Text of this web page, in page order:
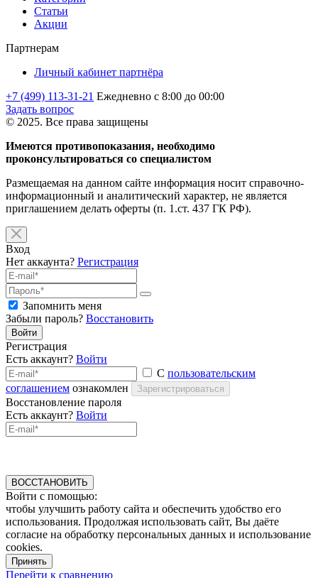
Статьи
Акции
Партнерам
Личный кабинет партнёра
+7 (499) 113-31-21 Ежедневно с 8:00 до 00:00
Задать вопрос
© 2025. Все права защищены
Имеются противопоказания, необходимо
проконсультироваться со специалистом
Размещаемая на данном сайте информация носит справочно-
информационный и аналитический характер, не является
приглашением делать оферты (п. 1.ст. 437 ГК РФ).
Вход
Нет аккаунта? Регистрация
Запомнить меня
Забыли пароль? Восстановить
Войти
Регистрация
Есть аккаунт? Войти
С пользовательским
соглашением ознакомлен Зарегистрироваться
Восстановление пароля
Есть аккаунт? Войти
ВОССТАНОВИТЬ
Войти с помощью:
чтобы улучшить работу сайта и обеспечить удобство его
использования. Продолжая использовать сайт, Вы даёте
согласие на обработку персональных данных и использование
cookies.
Принять
Перейти к сравнению